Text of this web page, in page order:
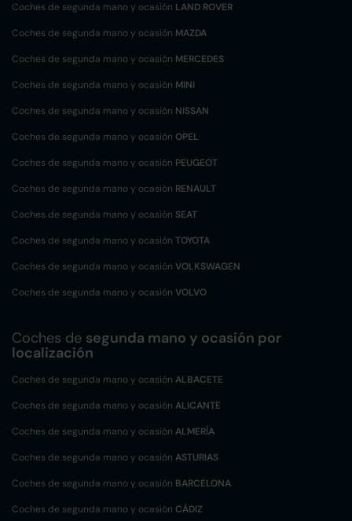
Coches de segunda mano y ocasión LAND ROVER
Coches de segunda mano y ocasión MAZDA
Coches de segunda mano y ocasión MERCEDES
Coches de segunda mano y ocasión MINI
Coches de segunda mano y ocasión NISSAN
Coches de segunda mano y ocasión OPEL
Coches de segunda mano y ocasión PEUGEOT
Coches de segunda mano y ocasión RENAULT
Coches de segunda mano y ocasión SEAT
Coches de segunda mano y ocasión TOYOTA
Coches de segunda mano y ocasión VOLKSWAGEN
Coches de segunda mano y ocasión VOLVO
Coches de segunda mano y ocasión por
localización
Coches de segunda mano y ocasión ALBACETE
Coches de segunda mano y ocasión ALICANTE
Coches de segunda mano y ocasión ALMERÍA
Coches de segunda mano y ocasión ASTURIAS
Coches de segunda mano y ocasión BARCELONA
Coches de segunda mano y ocasión CÁDIZ